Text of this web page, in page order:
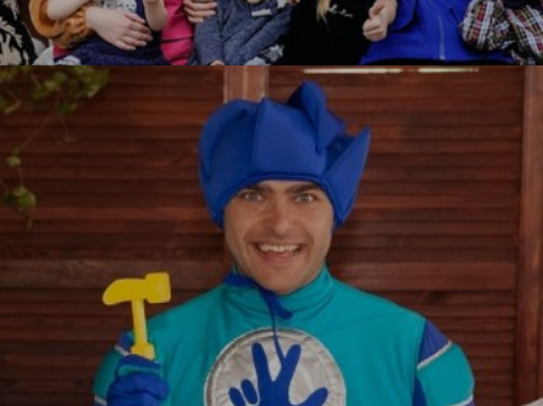
УЗНАТЬ БОЛЬШЕ
Щенячий патруль